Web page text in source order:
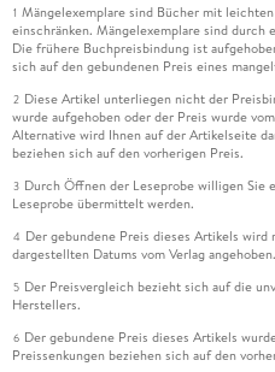
1 Mängelexemplare sind Bücher mit
einschränken. Mängelexemplare sind durch
Die frühere Buchpreisbindung ist
sich auf den gebundenen Preis eines
2 Diese Artikel unterliegen nicht der
wurde aufgehoben oder der Preis wurde
Alternative wird Ihnen auf der Artikelseite
beziehen sich auf den vorherigen Preis.
3 Durch Öffnen der Leseprobe willigen Sie
Leseprobe übermittelt werden.
4 Der gebundene Preis dieses Artikels
dargestellten Datums vom Verlag angehoben.
5 Der Preisvergleich bezieht sich auf die
Herstellers.
6 Der gebundene Preis dieses Artikels
Preissenkungen beziehen sich auf den